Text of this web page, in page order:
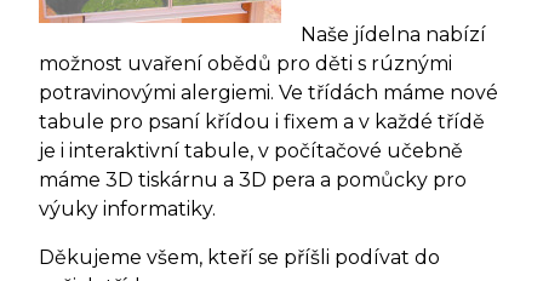
Naše jídelna nabízí
možnost uvaření obědů pro děti s rúznými
potravinovými alergiemi. Ve třídách máme nové
tabule pro psaní křídou i fixem a v každé třídě
je i interaktivní tabule, v počítačové učebně
máme 3D tiskárnu a 3D pera a pomůcky pro
výuky informatiky.
Děkujeme všem, kteří se příšli podívat do